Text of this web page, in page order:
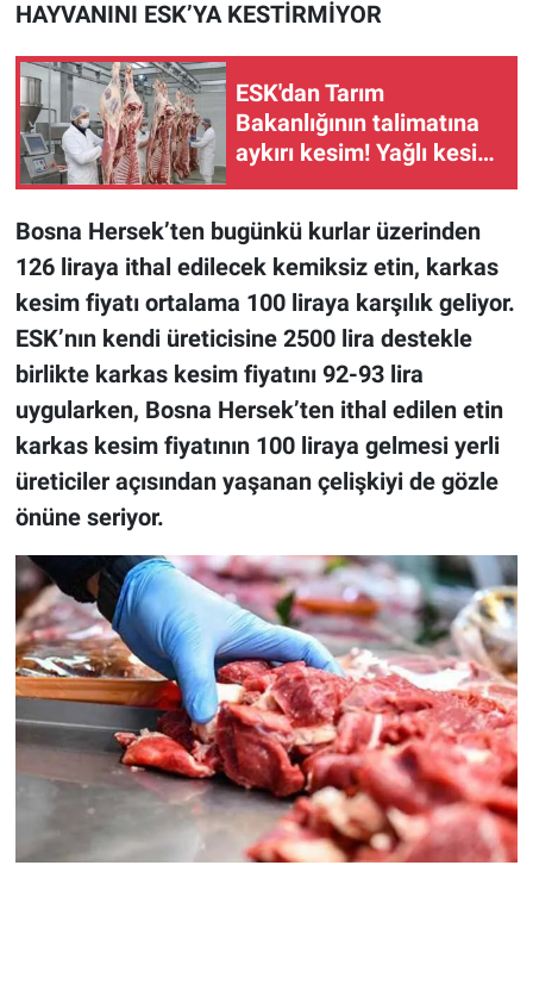
HAYVANINI ESK’YA KESTİRMİYOR
ESK'dan Tarım
Bakanlığının talimatına
aykırı kesim! Yağlı kesim
talimatı yok sayıldı
Bosna Hersek’ten bugünkü kurlar üzerinden
126 liraya ithal edilecek kemiksiz etin, karkas
kesim fiyatı ortalama 100 liraya karşılık geliyor.
ESK’nın kendi üreticisine 2500 lira destekle
birlikte karkas kesim fiyatını 92-93 lira
uygularken, Bosna Hersek’ten ithal edilen etin
karkas kesim fiyatının 100 liraya gelmesi yerli
üreticiler açısından yaşanan çelişkiyi de gözle
önüne seriyor.